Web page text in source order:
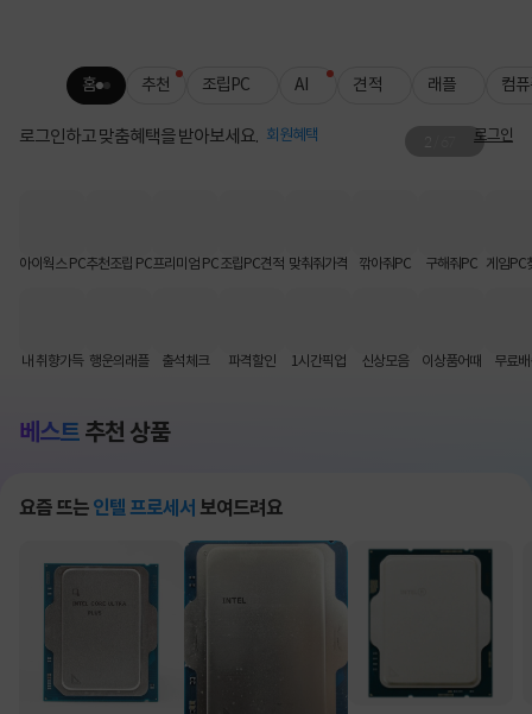
홈 추천 조립PC AI 견적 래플 컴
로그인하고 맞춤혜택을 받아보세요. 회원혜택 로그인
아이웍스 PC추천조립 PC프리미엄 PC조립PC견적 맞춰줘가격 깎아줘PC 구해줘PC 게임PC
내 취향가득 행운의래플 출석체크 파격할인 1시간픽업 신상모음 이상품어때 무료
베스트 추천 상품
요즘 뜨는 인텔 프로세서 보여드려요